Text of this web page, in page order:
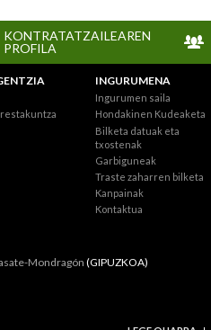
KONTRATATZAILEAREN
PROFILA
INGURUMENA
Ingurumen saila
Hondakinen Kudeaketa
Bilketa datuak eta
txostenak
Garbiguneak
Traste zaharren bilketa
Kanpainak
Kontaktua
Mondragón(GIPUZKOA)